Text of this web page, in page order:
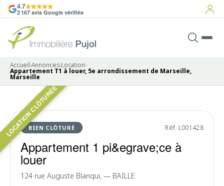
4.7
2 167 avis Google vérifiés
Accueil›Annonces›Location›
Appartement T1 à louer, 5e arrondissement de Marseille,
Marseille
LOCATION CLÔTURÉE
BIEN CLÔTURÉ Réf. L001428
Appartement 1 pi&egrave;ce à
louer
124 rue Auguste Blanqui, — BAILLE
Pas de photo disponible
LOUÉ